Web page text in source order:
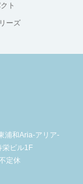
ト
ーズ
浦和Aria-アリア-
栄ビル1F
定休